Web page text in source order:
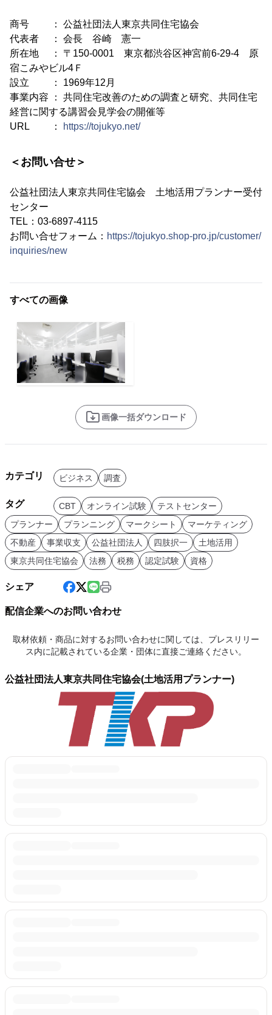
商号 ： 公益社団法人東京共同住宅協会
代表者 ： 会長 谷崎 憲一
所在地 ： 〒150-0001 東京都渋谷区神宮前6-29-4 原
宿こみやビル4Ｆ
設立 ： 1969年12月
事業内容 ： 共同住宅改善のための調査と研究、共同住宅
経営に関する講習会見学会の開催等
URL ：
https://tojukyo.net/
＜お問い合せ＞
公益社団法人東京共同住宅協会 土地活用プランナー受付
センター
TEL：03-6897-4115
お問い合せフォーム： https://tojukyo.shop-pro.jp/customer/
inquiries/new
すべての画像
画像一括ダウンロード
カテゴリ ビジネス 調査
タグ CBT オンライン試験
テストセンター
プランナー
プランニング マークシート
マーケティング
不動産
事業収支 公益社団法人 四肢択一
土地活用
東京共同住宅協会
法務 税務 認定試験 資格
シェア
配信企業へのお問い合わせ
取材依頼・商品に対するお問い合わせに関しては、プレスリリー
ス内に記載されている企業・団体に直接ご連絡ください。
公益社団法人東京共同住宅協会(土地活用プランナー)